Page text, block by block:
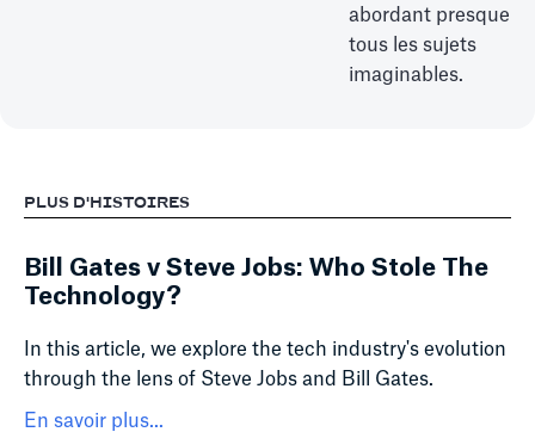
abordant presque
tous les sujets
imaginables.
PLUS D'HISTOIRES
Bill Gates v Steve Jobs: Who Stole The
Technology?
In this article, we explore the tech industry's evolution
through the lens of Steve Jobs and Bill Gates.
En savoir plus...